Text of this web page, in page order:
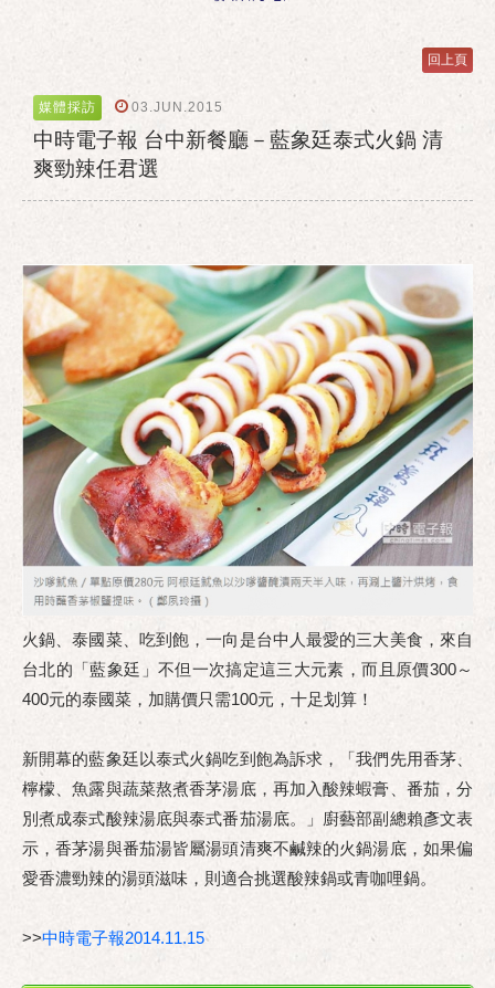
回上頁
媒體採訪 03.JUN.2015
中時電子報 台中新餐廳－藍象廷泰式火鍋 清
爽勁辣任君選
火鍋、泰國菜、吃到飽，一向是台中人最愛的三大美食，來自
台北的「藍象廷」不但一次搞定這三大元素，而且原價300～
400元的泰國菜，加購價只需100元，十足划算！
新開幕的藍象廷以泰式火鍋吃到飽為訴求，「我們先用香茅、
檸檬、魚露與蔬菜熬煮香茅湯底，再加入酸辣蝦膏、番茄，分
別煮成泰式酸辣湯底與泰式番茄湯底。」廚藝部副總賴彥文表
示，香茅湯與番茄湯皆屬湯頭清爽不鹹辣的火鍋湯底，如果偏
愛香濃勁辣的湯頭滋味，則適合挑選酸辣鍋或青咖哩鍋。
>>中時電子報2014.11.15